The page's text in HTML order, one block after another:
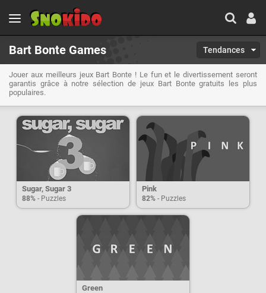
Bart Bonte Games Tendances
Jouer aux meilleurs jeux Bart Bonte ! Le fun et le divertissement seront
garantis grâce à notre sélection de jeux Bart Bonte gratuits les plus
populaires.
Sugar, Sugar 3
88% - Puzzles
Pink
82% - Puzzles
Green